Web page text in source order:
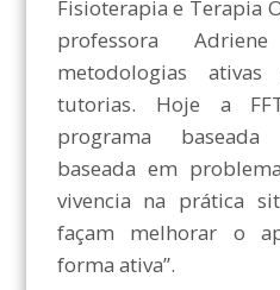
Fisioterapia e Terapia
professora
metodologias
tutorias. Hoje a
programa
baseada em
vivencia na prática
façam melhorar o
forma ativa”.